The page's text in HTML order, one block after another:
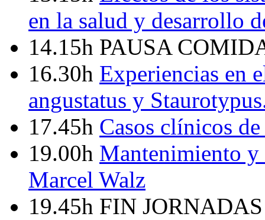
en la salud y desarrollo
14.15h PAUSA
16.30h Experiencias en
angustatus y
17.45h Casos clínicos
19.00h Mantenimiento y
Marcel Walz
19.45h FIN